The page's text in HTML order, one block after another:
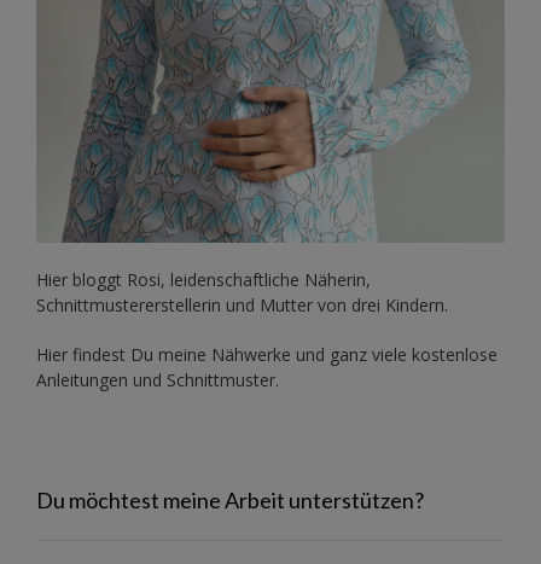
Hier bloggt Rosi, leidenschaftliche Näherin,
Schnittmustererstellerin und Mutter von drei Kindern.
Hier findest Du meine Nähwerke und ganz viele kostenlose
Anleitungen und Schnittmuster.
Du möchtest meine Arbeit unterstützen?